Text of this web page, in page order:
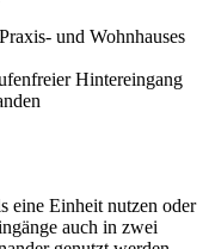
und Wohnhauses
Hintereingang
eine Einheit nutzen oder
auch in zwei